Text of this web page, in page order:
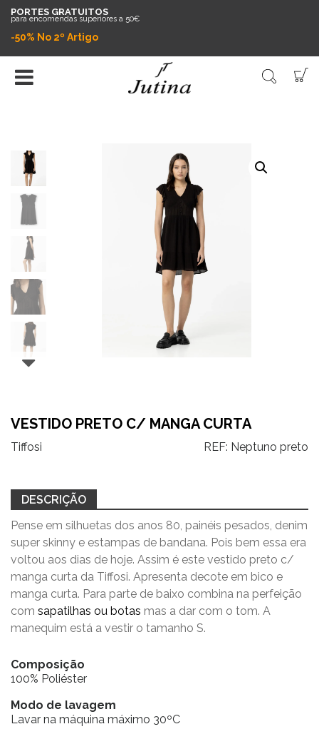
PORTES GRATUITOS
para encomendas superiores a 50€
-50% No 2º Artigo
VESTIDO PRETO C/ MANGA CURTA
Tiffosi REF: Neptuno preto
DESCRIÇÃO
Pense em silhuetas dos anos 80, painéis pesados, denim
super skinny e estampas de bandana. Pois bem essa era
voltou aos dias de hoje. Assim é este vestido preto c/
manga curta da Tiffosi. Apresenta decote em bico e
manga curta. Para parte de baixo combina na perfeição
com sapatilhas ou botas mas a dar com o tom. A
manequim está a vestir o tamanho S.
Composição
100% Poliéster
Modo de lavagem
Lavar na máquina máximo 30ºC